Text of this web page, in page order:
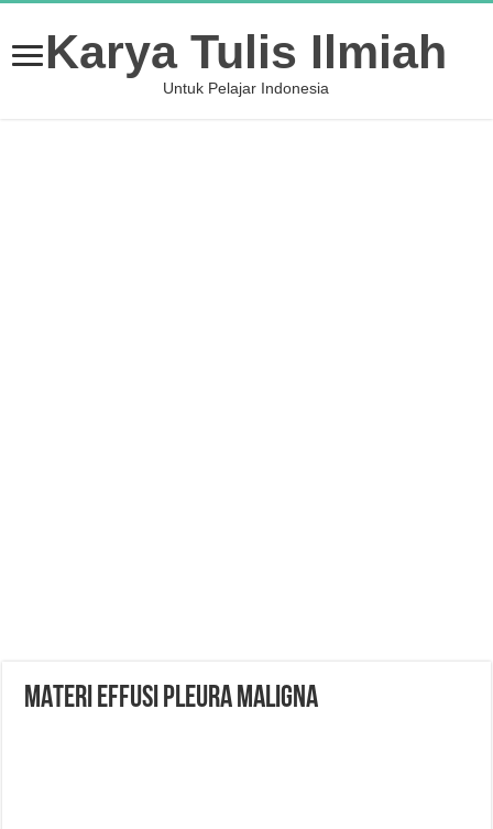
Karya Tulis Ilmiah
Untuk Pelajar Indonesia
MATERI EFFUSI PLEURA MALIGNA